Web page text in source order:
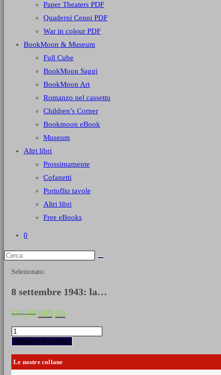
Paper Theaters PDF
Quaderni Cenni PDF
War in colour PDF
BookMoon & Museum
Full Cube
BookMoon Saggi
BookMoon Art
Romanzo nel cassetto
Children’s Corner
Bookmoon eBook
Museum
Altri libri
Prossimamente
Cofanetti
Portoflio tavole
Altri libri
Free eBooks
0
Selezionato:
8 settembre 1943: la…
€58,00 Il
prezzo
originale
era:
€58,00.
€49,00
prezzo
attuale
è:
€49,00.
8
settembre
1943:
la
Regia
Aggiungi al carrello
Le nostre collane